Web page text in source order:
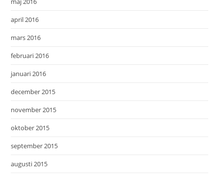
april 2016
mars 2016
februari 2016
januari 2016
december 2015
november 2015
oktober 2015
september 2015
augusti 2015